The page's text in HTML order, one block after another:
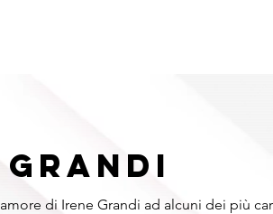
di Irene Grandi ad alcuni dei più